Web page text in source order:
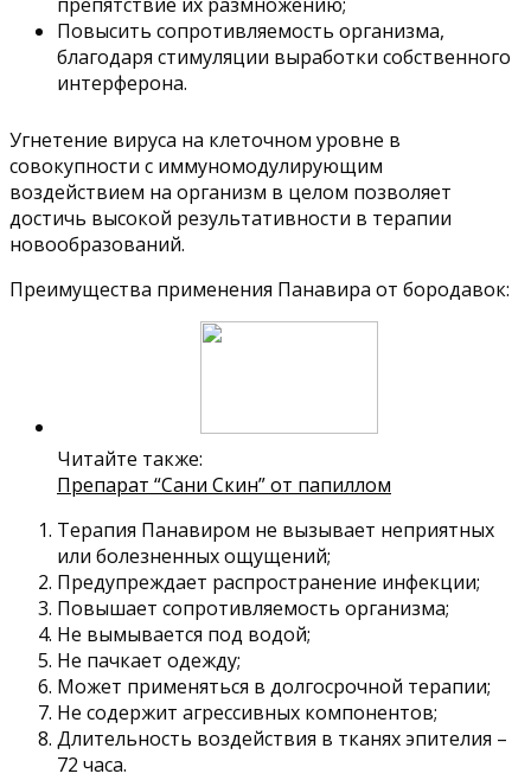
Повысить сопротивляемость организма,
благодаря стимуляции выработки собственного
интерферона.
Угнетение вируса на клеточном уровне в
совокупности с иммуномодулирующим
воздействием на организм в целом позволяет
достичь высокой результативности в терапии
новообразований.
Преимущества применения Панавира от бородавок:
Читайте также:
Препарат “Сани Скин” от папиллом
Терапия Панавиром не вызывает неприятных
или болезненных ощущений;
Предупреждает распространение инфекции;
Повышает сопротивляемость организма;
Не вымывается под водой;
Не пачкает одежду;
Может применяться в долгосрочной терапии;
Не содержит агрессивных компонентов;
Длительность воздействия в тканях эпителия –
72 часа.